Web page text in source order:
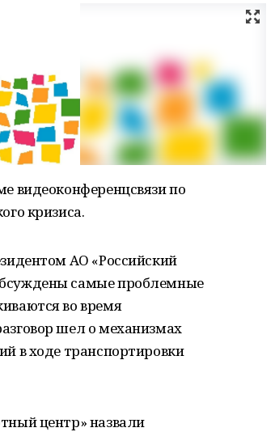
видеоконференцсвязи по
кризиса.
АО «Российский
самые проблемные
во время
шел о механизмах
в ходе транспортировки
центр» назвали